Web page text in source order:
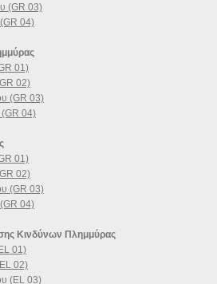
(GR 03)
04)
01)
02)
(GR 03)
(GR 04)
01)
02)
(GR 03)
04)
Κινδύνων Πλημμύρας
01)
02)
(EL 03)